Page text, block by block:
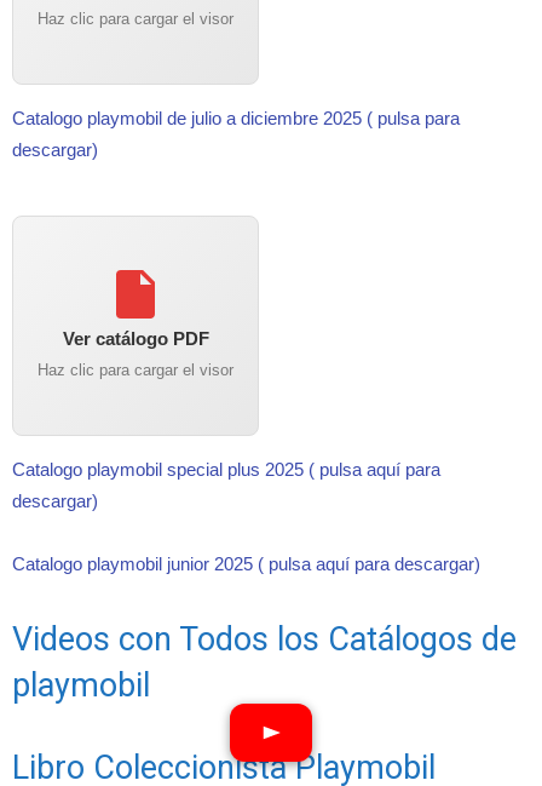
Haz clic para cargar el visor
Catalogo playmobil de julio a diciembre 2025 ( pulsa para
descargar)
Ver catálogo PDF
Haz clic para cargar el visor
Catalogo playmobil special plus 2025 ( pulsa aquí para
descargar)
Catalogo playmobil junior 2025 ( pulsa aquí para descargar)
Videos con Todos los Catálogos de
playmobil
Libro Coleccionista Playmobil